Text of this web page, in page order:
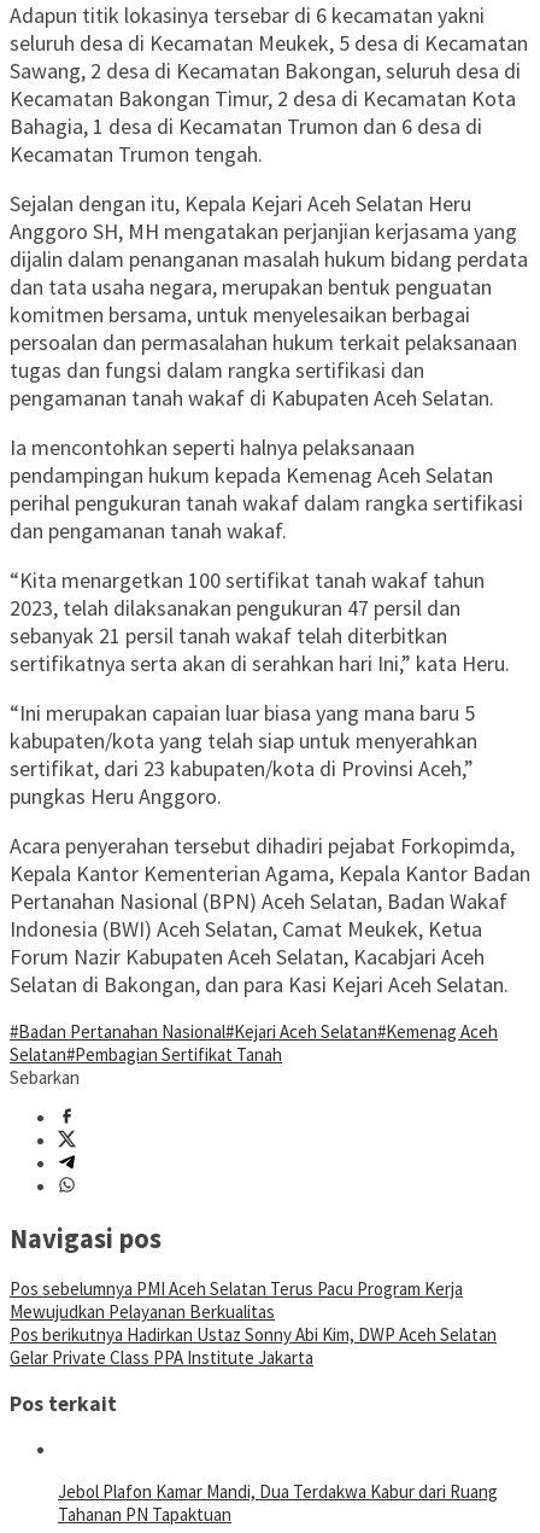
Adapun titik lokasinya tersebar di 6 kecamatan yakni
seluruh desa di Kecamatan Meukek, 5 desa di Kecamatan
Sawang, 2 desa di Kecamatan Bakongan, seluruh desa di
Kecamatan Bakongan Timur, 2 desa di Kecamatan Kota
Bahagia, 1 desa di Kecamatan Trumon dan 6 desa di
Kecamatan Trumon tengah.
Sejalan dengan itu, Kepala Kejari Aceh Selatan Heru
Anggoro SH, MH mengatakan perjanjian kerjasama yang
dijalin dalam penanganan masalah hukum bidang perdata
dan tata usaha negara, merupakan bentuk penguatan
komitmen bersama, untuk menyelesaikan berbagai
persoalan dan permasalahan hukum terkait pelaksanaan
tugas dan fungsi dalam rangka sertifikasi dan
pengamanan tanah wakaf di Kabupaten Aceh Selatan.
Ia mencontohkan seperti halnya pelaksanaan
pendampingan hukum kepada Kemenag Aceh Selatan
perihal pengukuran tanah wakaf dalam rangka sertifikasi
dan pengamanan tanah wakaf.
“Kita menargetkan 100 sertifikat tanah wakaf tahun
2023, telah dilaksanakan pengukuran 47 persil dan
sebanyak 21 persil tanah wakaf telah diterbitkan
sertifikatnya serta akan di serahkan hari Ini,” kata Heru.
“Ini merupakan capaian luar biasa yang mana baru 5
kabupaten/kota yang telah siap untuk menyerahkan
sertifikat, dari 23 kabupaten/kota di Provinsi Aceh,”
pungkas Heru Anggoro.
Acara penyerahan tersebut dihadiri pejabat Forkopimda,
Kepala Kantor Kementerian Agama, Kepala Kantor Badan
Pertanahan Nasional (BPN) Aceh Selatan, Badan Wakaf
Indonesia (BWI) Aceh Selatan, Camat Meukek, Ketua
Forum Nazir Kabupaten Aceh Selatan, Kacabjari Aceh
Selatan di Bakongan, dan para Kasi Kejari Aceh Selatan.
#Badan Pertanahan Nasional#Kejari Aceh Selatan#Kemenag Aceh
Selatan#Pembagian Sertifikat Tanah
Sebarkan
Navigasi pos
Pos sebelumnya PMI Aceh Selatan Terus Pacu Program Kerja
Mewujudkan Pelayanan Berkualitas
Pos berikutnya Hadirkan Ustaz Sonny Abi Kim, DWP Aceh Selatan
Gelar Private Class PPA Institute Jakarta
Pos terkait
Jebol Plafon Kamar Mandi, Dua Terdakwa Kabur dari Ruang
Tahanan PN Tapaktuan